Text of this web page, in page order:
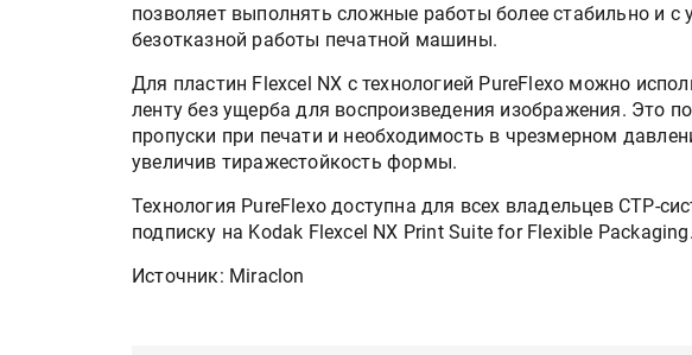
позволяет выполнять сложные работы более стабильно и
безотказной работы печатной машины.
Для пластин Flexcel NX с технологией PureFlexo можно
ленту без ущерба для воспроизведения изображения. Это
пропуски при печати и необходимость в чрезмерном
увеличив тиражестойкость формы.
Технология PureFlexo доступна для всех владельцев CTP-
подписку на Kodak Flexcel NX Print Suite for Flexible Packaging.
Источник: Miraclon